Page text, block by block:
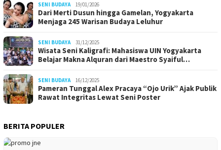
SENI BUDAYA 19/01/2026
Dari Merti Dusun hingga Gamelan, Yogyakarta
Menjaga 245 Warisan Budaya Leluhur
SENI BUDAYA 31/12/2025
Wisata Seni Kaligrafi: Mahasiswa UIN Yogyakarta
Belajar Makna Alquran dari Maestro Syaiful…
SENI BUDAYA 16/12/2025
Pameran Tunggal Alex Pracaya “Ojo Urik” Ajak Publik
Rawat Integritas Lewat Seni Poster
BERITA POPULER